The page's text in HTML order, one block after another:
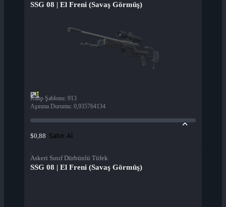
SSG 08 | El Freni (Savaş Görmüş)
Kalıp Şablonu: 913
Aşınma Durumu: 0,935764134
$0,88 Satın Al
Askeri Sınıf Dürbünlü Tüfek
SSG 08 | El Freni (Savaş Görmüş)